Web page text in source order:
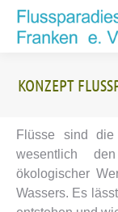
KONZEPT
Flüsse sind
wesentlich
ökologischer
Wassers. Es